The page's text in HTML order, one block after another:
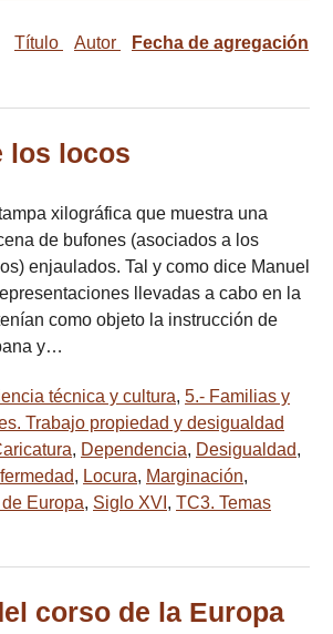
Título Autor Fecha de agregación
los locos
xilográfica que muestra una
de bufones (asociados a los
enjaulados. Tal y como dice Manuel
llevadas a cabo en la
como objeto la instrucción de
y…
técnica y cultura, 5.- Familias y
Trabajo propiedad y desigualdad
, Dependencia, Desigualdad,
, Locura, Marginación,
Europa, Siglo XVI , TC3. Temas
corso de la Europa